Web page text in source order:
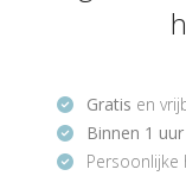
Gratis en
Binnen 1 uur
Persoonlijke